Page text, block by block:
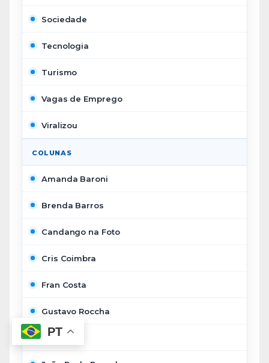
Sociedade
Tecnologia
Turismo
Vagas de Emprego
Viralizou
COLUNAS
Amanda Baroni
Brenda Barros
Candango na Foto
Cris Coimbra
Fran Costa
Gustavo Roccha
Inge Nack
PT